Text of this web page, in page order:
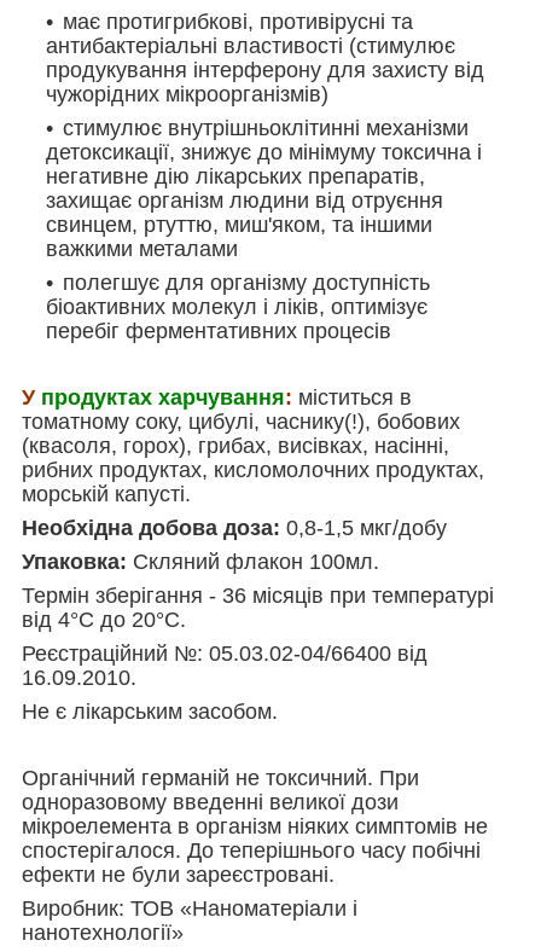
має протигрибкові, противірусні та
антибактеріальні властивості (стимулює
продукування інтерферону для захисту від
чужорідних мікроорганізмів)
стимулює внутрішньоклітинні механізми
детоксикації, знижує до мінімуму токсична і
негативне дію лікарських препаратів,
захищає організм людини від отруєння
свинцем, ртуттю, миш'яком, та іншими
важкими металами
полегшує для організму доступність
біоактивних молекул і ліків, оптимізує
перебіг ферментативних процесів
У продуктах харчування: міститься в
томатному соку, цибулі, часнику(!), бобових
(квасоля, горох), грибах, висівках, насінні,
рибних продуктах, кисломолочних продуктах,
морській капусті.
Необхідна добова доза: 0,8-1,5 мкг/добу
Упаковка: Скляний флакон 100мл.
Термін зберігання - 36 місяців при температурі
від 4°С до 20°С.
Реєстраційний №: 05.03.02-04/66400 від
16.09.2010.
Не є лікарським засобом.
Органічний германій не токсичний. При
одноразовому введенні великої дози
мікроелемента в організм ніяких симптомів не
спостерігалося. До теперішнього часу побічні
ефекти не були зареєстровані.
Виробник: ТОВ «Наноматеріали і
нанотехнології»